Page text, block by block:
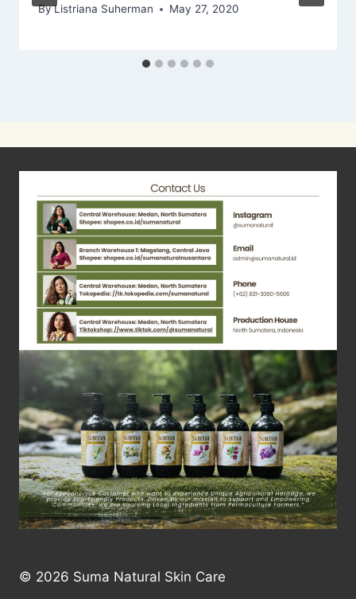
ByListriana Suherman May 27, 2020
© 2026 Suma Natural Skin Care